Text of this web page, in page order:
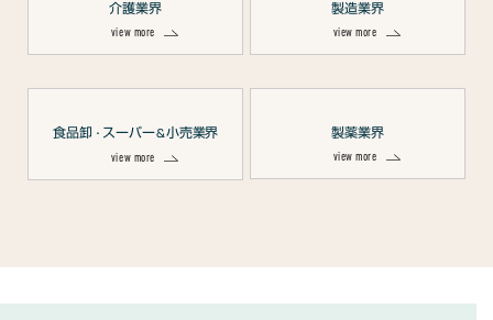
介護業界
view more
製造業界
view more
食品卸 ・ スーパー＆ 小売業界
view more
製薬業界
view more